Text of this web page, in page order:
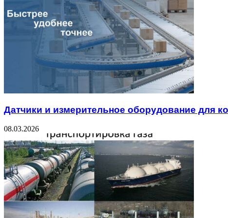
Датчики и измерительное оборудование для
08.03.2026